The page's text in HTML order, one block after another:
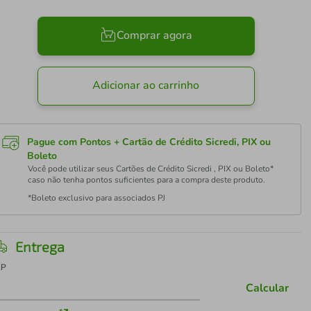
Comprar agora
Adicionar ao carrinho
Pague com Pontos + Cartão de Crédito Sicredi, PIX ou
Boleto
Você pode utilizar seus Cartões de Crédito Sicredi , PIX ou Boleto*
caso não tenha pontos suficientes para a compra deste produto.
*Boleto exclusivo para associados PJ
Entrega
Calcular